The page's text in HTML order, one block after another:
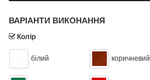
ВАРІАНТИ ВИКОНАННЯ
Колір
білий коричневий